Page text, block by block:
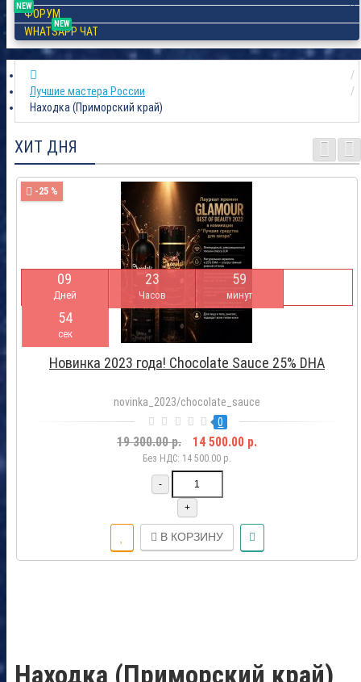
NEW
ФОРУМ
NEW
WHATSAPP ЧАТ
Лучшие мастера России
Находка (Приморский край)
ХИТ ДНЯ
-25 %
09
Дней
23
Часов
59
минут
53
сек
Новинка 2023 года! Chocolate Sauce 25% DHA
novinka_2023/chocolate_sauce
0
19 300.00 р. 14 500.00 р.
Без НДС: 14 500.00 р.
-
+
В КОРЗИНУ
Находка (Приморский край)